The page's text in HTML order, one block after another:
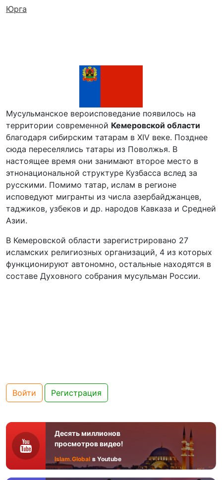
Юрга
Мусульманское вероисповедание появилось на
территории современной Кемеровской области
благодаря сибирским татарам в XIV веке. Позднее
сюда переселялись татары из Поволжья. В
настоящее время они занимают второе место в
этнонациональной структуре Кузбасса вслед за
русскими. Помимо татар, ислам в регионе
исповедуют мигранты из числа азербайджанцев,
таджиков, узбеков и др. народов Кавказа и Средней
Азии.
В Кемеровской области зарегистрировано 27
исламских религиозных организаций, 4 из которых
функционируют автономно, остальные находятся в
составе Духовного собрания мусульман России.
Войти Регистрация
Десять миллионов
просмотров видео!
Islam.Global в Youtube